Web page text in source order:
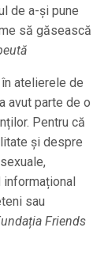
de a-și pune
să găsească
atelierele de
avut parte de o
Pentru că
și despre
sau
Friends